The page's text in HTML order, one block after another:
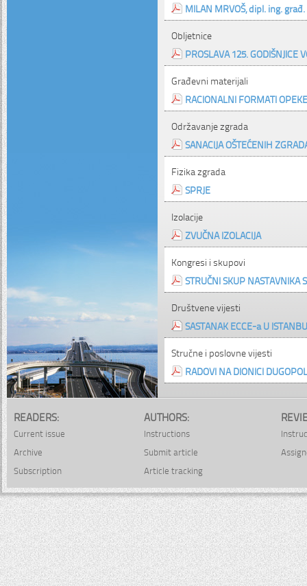
MILAN MRVOŠ, dipl. ing.
Obljetnice
PROSLAVA 125. GODIŠNJICE
Građevni materijali
RACIONALNI FORMATI OPEKE
Održavanje zgrada
SANACIJA OŠTEĆENIH
Fizika zgrada
SPRJE
Izolacije
ZVUČNA IZOLACIJA
Kongresi i skupovi
STRUČNI SKUP NASTAVNIKA
Društvene vijesti
SASTANAK ECCE-a U
Stručne i poslovne vijesti
RADOVI NA DIONICI
READERS:
Current issue
Archive
Subscription
AUTHORS:
Instructions
Submit article
Article tracking